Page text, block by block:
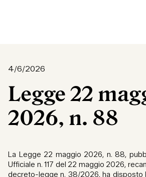
4/6/2026
Legge 22
2026, n. 88
La Legge 22 maggio 2026, n. 88,
Ufficiale n. 117 del 22 maggio 2026,
decreto-legge n. 38/2026, ha disposto